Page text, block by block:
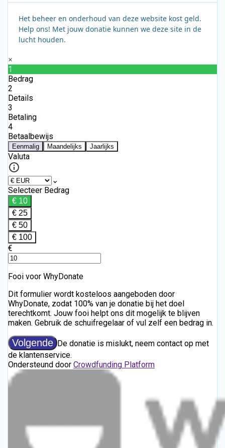
Het beheer en onderhoud van deze website kost geld.
Help ons! Met jouw donatie kunnen we deze site in de
lucht houden.